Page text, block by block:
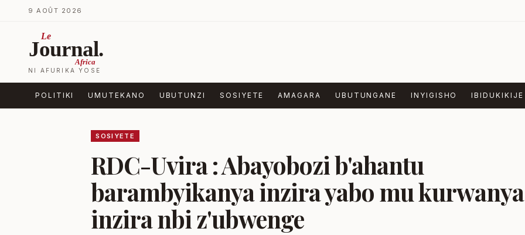
Ja ku biri muri urupapuro
9 AOÛT 2026
Le
Journal.
Africa
NI AFURIKA YOSE
POLITIKI UMUTEKANO UBUTUNZI SOSIYETE AMAGARA UBUTUNGANE INYIGISHO IBIDUKIKIJE
SOSIYETE
RDC-Uvira : Abayobozi b'ahantu
barambyikanya inzira yabo mu kurwanya
inzira nbi z'ubwenge